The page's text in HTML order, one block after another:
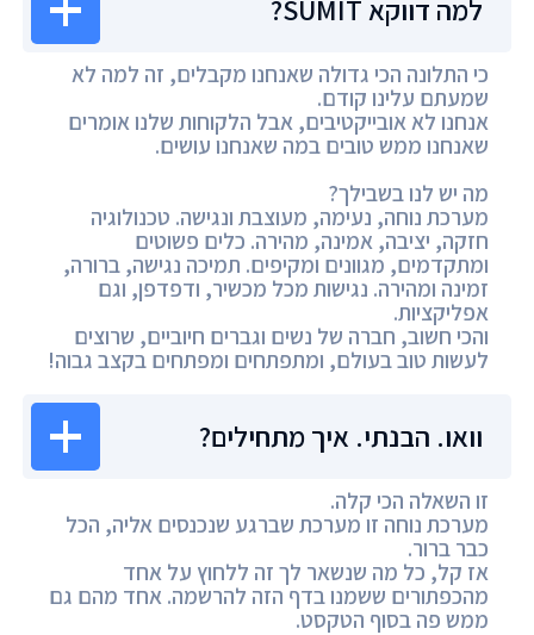
למה דווקא SUMIT?
כי התלונה הכי גדולה שאנחנו מקבלים, זה למה לא
שמעתם עלינו קודם.
אנחנו לא אובייקטיבים, אבל הלקוחות שלנו אומרים
שאנחנו ממש טובים במה שאנחנו עושים.
מה יש לנו בשבילך?
מערכת נוחה, נעימה, מעוצבת ונגישה. טכנולוגיה
חזקה, יציבה, אמינה, מהירה. כלים פשוטים
ומתקדמים, מגוונים ומקיפים. תמיכה נגישה, ברורה,
זמינה ומהירה. נגישות מכל מכשיר, ודפדפן, וגם
אפליקציות.
והכי חשוב, חברה של נשים וגברים חיוביים, שרוצים
לעשות טוב בעולם, ומתפתחים ומפתחים בקצב גבוה!
וואו. הבנתי. איך מתחילים?
זו השאלה הכי קלה.
מערכת נוחה זו מערכת שברגע שנכנסים אליה, הכל
כבר ברור.
אז קל, כל מה שנשאר לך זה ללחוץ על אחד
מהכפתורים ששמנו בדף הזה להרשמה. אחד מהם גם
ממש פה בסוף הטקסט.